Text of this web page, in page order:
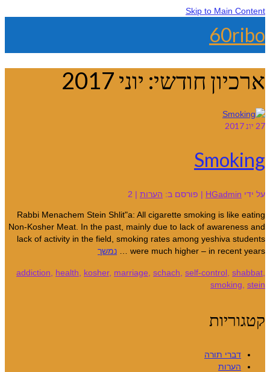
Skip to Main Content
60ribo
ארכיון חודשי: יוני 2017
27יונ 2017
Smoking
על ידי HGadmin
| פורסם ב: הערות |
2
Rabbi Menachem Stein Shlit"a: All cigarette smoking is like eating
Non-Kosher Meat. In the past, mainly due to lack of awareness and
lack of activity in the field, smoking rates among yeshiva students
were much higher – in recent years …
נמשך
addiction ,health ,kosher ,marriage ,schach ,self-control ,shabbat
smoking ,stein
קטגוריות
דברי תורה
הערות